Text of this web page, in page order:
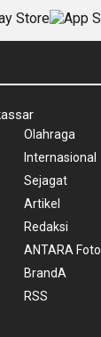
Olahraga
Internasional
Sejagat
Artikel
Redaksi
ANTARA Foto
BrandA
RSS